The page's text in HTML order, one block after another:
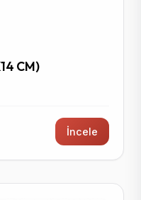
CM)
İncele